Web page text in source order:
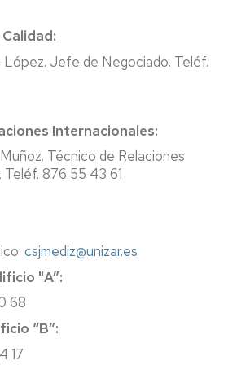
López. Jefe de Negociado. Teléf.
Internacionales:
Técnico de Relaciones
876 55 43 61
csjmediz@unizar.es
"A”:
68
“B”:
17